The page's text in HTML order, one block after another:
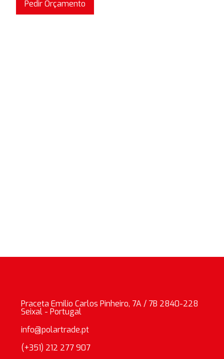
Praceta Emilio Carlos Pinheiro, 7A / 7B 2840-228
Seixal - Portugal
info@polartrade.pt
(+351) 212 277 907